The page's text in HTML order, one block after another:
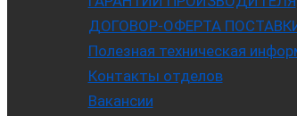
ДОГОВОР-ОФЕРТА
Полезная техническая
Контакты отделов
Вакансии